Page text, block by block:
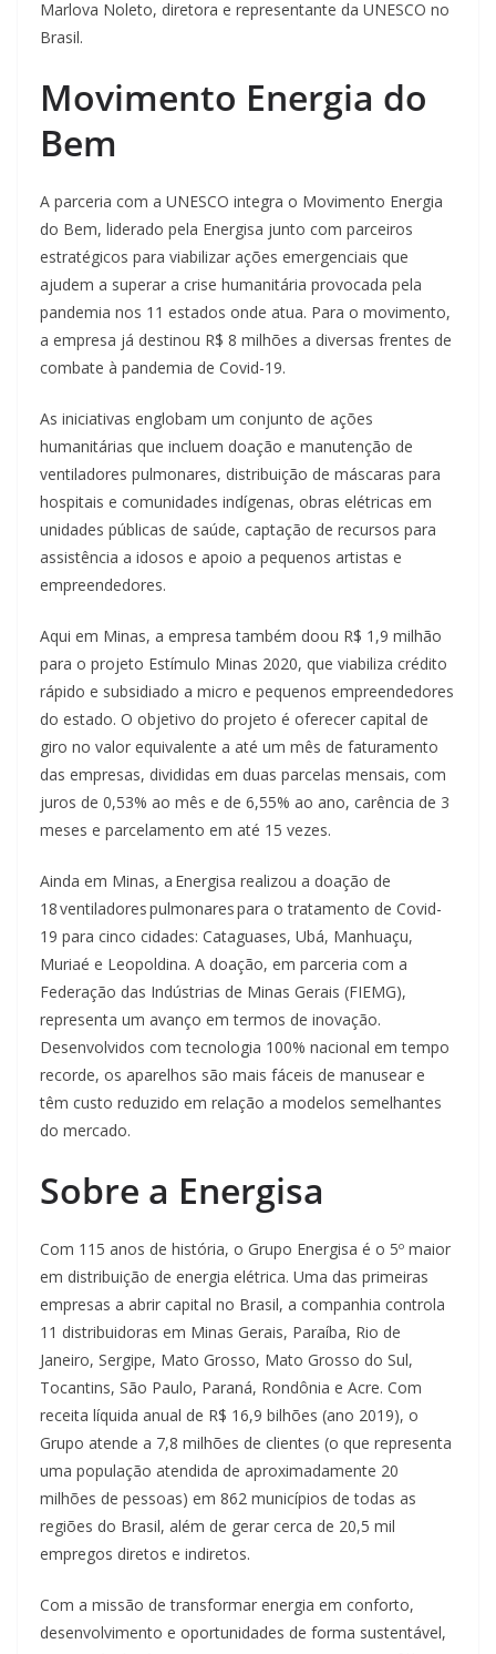
Marlova Noleto, diretora e representante da UNESCO no
Brasil.
Movimento Energia do
Bem
A parceria com a UNESCO integra o Movimento Energia
do Bem, liderado pela Energisa junto com parceiros
estratégicos para viabilizar ações emergenciais que
ajudem a superar a crise humanitária provocada pela
pandemia nos 11 estados onde atua. Para o movimento,
a empresa já destinou R$ 8 milhões a diversas frentes de
combate à pandemia de Covid-19.
As iniciativas englobam um conjunto de ações
humanitárias que incluem doação e manutenção de
ventiladores pulmonares, distribuição de máscaras para
hospitais e comunidades indígenas, obras elétricas em
unidades públicas de saúde, captação de recursos para
assistência a idosos e apoio a pequenos artistas e
empreendedores.
Aqui em Minas, a empresa também doou R$ 1,9 milhão
para o projeto Estímulo Minas 2020, que viabiliza crédito
rápido e subsidiado a micro e pequenos empreendedores
do estado. O objetivo do projeto é oferecer capital de
giro no valor equivalente a até um mês de faturamento
das empresas, divididas em duas parcelas mensais, com
juros de 0,53% ao mês e de 6,55% ao ano, carência de 3
meses e parcelamento em até 15 vezes.
Ainda em Minas, a Energisa realizou a doação de
18 ventiladores pulmonares para o tratamento de Covid-
19 para cinco cidades: Cataguases, Ubá, Manhuaçu,
Muriaé e Leopoldina. A doação, em parceria com a
Federação das Indústrias de Minas Gerais (FIEMG),
representa um avanço em termos de inovação.
Desenvolvidos com tecnologia 100% nacional em tempo
recorde, os aparelhos são mais fáceis de manusear e
têm custo reduzido em relação a modelos semelhantes
do mercado.
Sobre a Energisa
Com 115 anos de história, o Grupo Energisa é o 5º maior
em distribuição de energia elétrica. Uma das primeiras
empresas a abrir capital no Brasil, a companhia controla
11 distribuidoras em Minas Gerais, Paraíba, Rio de
Janeiro, Sergipe, Mato Grosso, Mato Grosso do Sul,
Tocantins, São Paulo, Paraná, Rondônia e Acre. Com
receita líquida anual de R$ 16,9 bilhões (ano 2019), o
Grupo atende a 7,8 milhões de clientes (o que representa
uma população atendida de aproximadamente 20
milhões de pessoas) em 862 municípios de todas as
regiões do Brasil, além de gerar cerca de 20,5 mil
empregos diretos e indiretos.
Com a missão de transformar energia em conforto,
desenvolvimento e oportunidades de forma sustentável,